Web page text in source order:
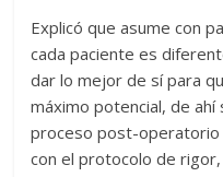
Explicó que asume con
cada paciente es
dar lo mejor de sí para
máximo potencial, de
proceso post-operatorio
con el protocolo de rigor,